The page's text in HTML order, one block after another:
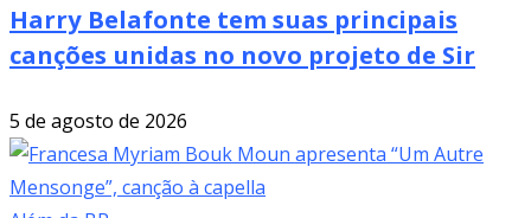
Harry Belafonte tem suas principais
canções unidas no novo projeto de Sir
5 de agosto de 2026